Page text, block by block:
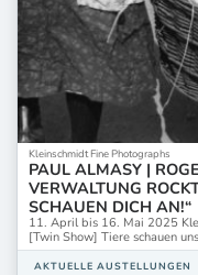
Kleinschmidt Fine Photographs
PAUL ALMASY |
VERWALTUNG
SCHAUEN DICH AN!“
11. April bis 16. Mai 2025
[Twin Show] Tiere schauen
AKTUELLE AUSTELLUNGEN